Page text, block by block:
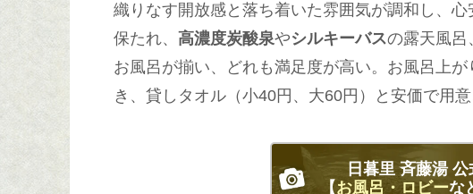
織りなす開放感と落ち着いた雰囲気が調和し、
保たれ、 高濃度炭酸泉やシルキーバスの露天風呂
お風呂が揃い、どれも満足度が高い。お風呂上
き、貸しタオル（小40円、大60円）と安価で用
日暮里 斉藤湯
【お風呂・ロビーな